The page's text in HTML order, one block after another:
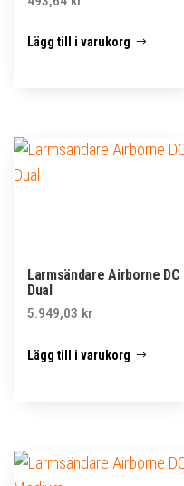
Lägg till i varukorg
Larmsändare Airborne DC
Dual
5.949,03 kr
Lägg till i varukorg